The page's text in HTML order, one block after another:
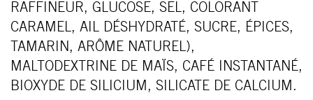
RAFFINEUR, GLUCOSE, SEL, COLORANT
CARAMEL, AIL DÉSHYDRATÉ, SUCRE, ÉPICES,
TAMARIN, ARÔME NATUREL),
MALTODEXTRINE DE MAÏS, CAFÉ INSTANTANÉ,
BIOXYDE DE SILICIUM, SILICATE DE CALCIUM.